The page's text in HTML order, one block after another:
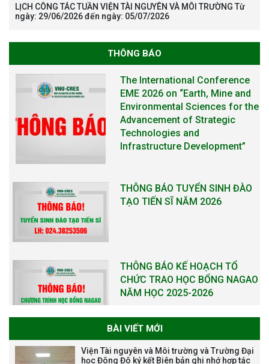
LỊCH CÔNG TÁC TUẦN VIỆN TÀI NGUYÊN VÀ MÔI TRƯỜNG Từ
ngày: 29/06/2026 đến ngày: 05/07/2026
THÔNG BÁO
The International Conference
EME 2026 on “Earth, Mine and
Environmental Sciences for the
Advancement of Strategic
Technologies and
Infrastructure Development”
THÔNG BÁO TUYỂN SINH ĐÀO
TẠO TIẾN SĨ NĂM 2026
THÔNG BÁO KẾ HOẠCH TỔ
CHỨC TRAO HỌC BỔNG NAGAO
NĂM HỌC 2025-2026
THƯ CẢM ƠN LỄ KỶ NIỆM 40
NĂM XÂY DỰNG VÀ PHÁT TRIỂN
BÀI VIẾT MỚI
Viện Tài nguyên và Môi trường và Trường Đại
học Đông Đô ký kết Biên bản ghi nhớ hợp tác